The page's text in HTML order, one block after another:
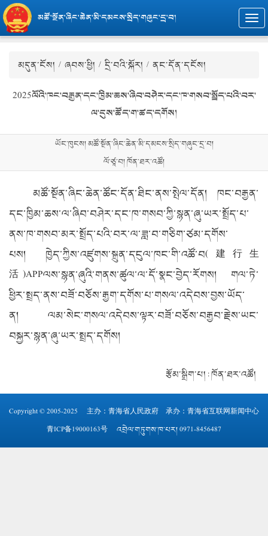
མཚོ་སྔོན་ཞིང་ཆེན་མི་དམངས་སྲིད་གཞུང་དྲ་བ།
མདུན་ངོས། / ཞབས་ཕྱི། / དྲི་བའི་སྐོར། / ནང་དོན་དངོས།
2025ལོའི་ཁང་བརྒྱན་དང་ཁྱིམ་ཆས་ཞིབ་བཤེར་དང་ཁ་གསབ་སྤྲོད་པའི་བར་
ལ་དུས་ཚོད་ག་ཚད་དགོས།
ཡོང་ཁུངས། མཚོ་སྔོན་ཞིང་ཆེན་མི་དམངས་སྲིད་གཞུང་དྲ་བ།
ལོ་ཙཱ་བ། ཁོན་ཐར་འཚོ།
མཚོ་སྔོན་ཞིང་ཆེན་ཚོང་དོན་ཐིང་ནས་སྤེལ་དོན། ཁང་བརྒྱན་
དང་ཁྱིམ་ཆས་ལ་ཞིབ་བཤེར་དང་ཁ་གསབ་ཀྱི་སྙན་ཞུ་ཡར་སྤྲོད་པ་
ནས་ཁ་གསབ་མར་སྤྲོད་པའི་བར་ལ་ཟླ་བ་གཅིག་ཙམ་དགོས་
པས། ཁྱེད་ཀྱིས་འཛུགས་སྐྲུན་དངུལ་ཁང་གི་འཚོ་བ(建行生
活)APPལས་སྙན་ཞུའི་གནས་ཚུལ་ལ་དོ་སྣང་བྱེད་རོགས། གལ་ཏེ་
ཕྱིར་སྤྲད་ནས་བཟོ་བཅོས་རྒྱག་དགོས་པ་གསལ་འདེབས་བྱས་ཡོད་
ན། ལམ་སེང་གསལ་འདེབས་ལྟར་བཟོ་བཅོས་བརྒྱབ་རྗེས་ཡང་
བསྐྱར་སྙན་ཞུ་ཡར་སྤྲད་དགོས།
རྩོམ་སྒྲིག་པ། : ཁོན་ཐར་འཚོ།
Copyright © 2005-2025 主办： 青海省人民政府 承办：青海省互联网新闻中心
青ICP备19000163号 འབྲེལ་གཏུགས་ཁ་པར། 0971-8456487